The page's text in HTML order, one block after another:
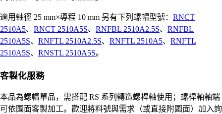
適用軸徑 25 mm×導程 10 mm 另有下列螺帽型號： RNCT
2510A5、 RNCT 2510A5S、 RNFBL 2510A2.5S、 RNFBL
2510A5S、 RNFTL 2510A2.5S、 RNFTL 2510A5、 RNFTL
2510A5S、 RNSTL 2510A5S。
客製化服務
本品為螺帽單品，需搭配 RS 系列轉造螺桿軸使用；螺桿軸軸端
可依圖面客製加工。歡迎將料號與需求（或直接附圖面）加入詢